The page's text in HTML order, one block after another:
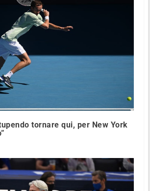
tornare qui, per New York